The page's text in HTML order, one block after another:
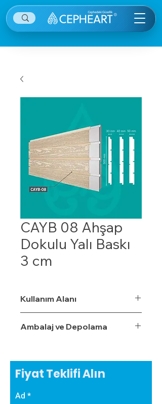
CAYB 08 Ahşap
Dokulu Yalı Baskı
3 cm
Kullanım Alanı
Ambalaj ve Depolama
Fiyat Teklifi Alın
Ad